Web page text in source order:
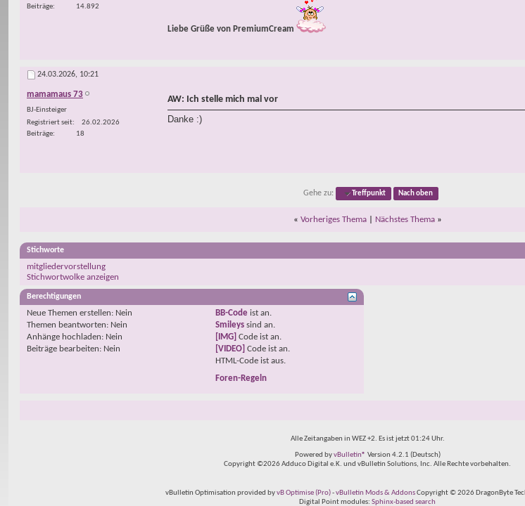
Beiträge
14.892
Liebe Grüße von PremiumCream
24.03.2026, 10:21
mamamaus 73
BJ-Einsteiger
Registriert seit
26.02.2026
Beiträge
18
AW: Ich stelle mich mal vor
Danke :)
Gehe zu: Treffpunkt Nach oben
« Vorheriges Thema| Nächstes Thema »
Stichworte
mitgliedervorstellung
Stichwortwolke anzeigen
Berechtigungen
Neue Themen erstellen: Nein
Themen beantworten: Nein
Anhänge hochladen: Nein
Beiträge bearbeiten: Nein
BB-Code istan.
Smileys sindan.
[IMG] Code istan.
[VIDEO] Code istan.
HTML-Code istaus.
Foren-Regeln
Alle Zeitangaben in WEZ +2. Es ist jetzt01:24Uhr.
Powered byvBulletin® Version 4.2.1 (Deutsch)
Copyright ©2026 Adduco Digital e.K. und vBulletin Solutions, Inc. Alle Rechte vorbehalten.
vBulletin Optimisation provided byvB Optimise (Pro)-vBulletin Mods & AddonsCopyright © 2026 DragonByte
Digital Point modules: Sphinx-based search